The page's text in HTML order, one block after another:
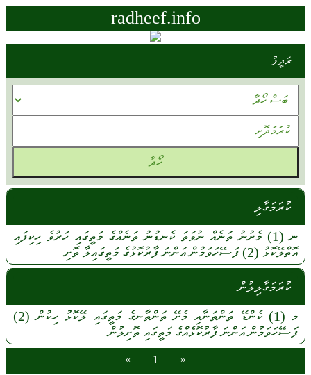
radheef.info
ރަދީފު
ކުރަމަގާލި
ނ (1) މެށުނު ތަނެއް ނުވަތަކެނޑުނު ތަނެއްގެމަތީގައިހަރުވެ ހިކިފައި
އޮތްލޭކޮޅު (2) ފަސޭހަވަމުންއަންނަފާރުކޮޅުގެމަތީގައިލާތޮށި
ކުރަމަގާލިލުން
މ (1) ކެންޑޭ ތަންތަނާއިމެށޭތަންތާނގެމަތީގައިލޭކޮޅު ހިކުން (2)
ފަސޭހަވަމުންއަންނަފާރުކޮޅެއްގެމަތީގައިތޮށިލުން
«
1
»